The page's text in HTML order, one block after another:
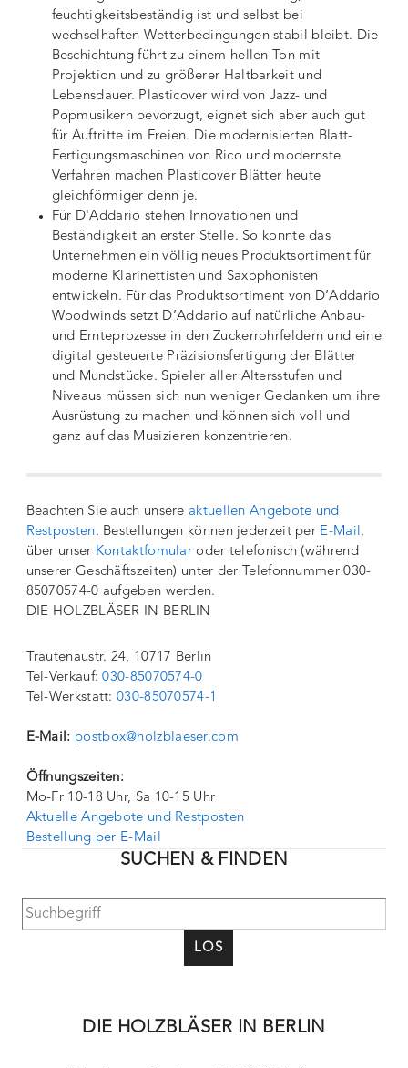
feuchtigkeitsbeständig ist und selbst bei
wechselhaften Wetterbedingungen stabil bleibt. Die
Beschichtung führt zu einem hellen Ton mit
Projektion und zu größerer Haltbarkeit und
Lebensdauer. Plasticover wird von Jazz- und
Popmusikern bevorzugt, eignet sich aber auch gut
für Auftritte im Freien. Die modernisierten Blatt-
Fertigungsmaschinen von Rico und modernste
Verfahren machen Plasticover Blätter heute
gleichförmiger denn je.
Für D'Addario stehen Innovationen und
Beständigkeit an erster Stelle. So konnte das
Unternehmen ein völlig neues Produktsortiment für
moderne Klarinettisten und Saxophonisten
entwickeln. Für das Produktsortiment von D’Addario
Woodwinds setzt D’Addario auf natürliche Anbau-
und Ernteprozesse in den Zuckerrohrfeldern und eine
digital gesteuerte Präzisionsfertigung der Blätter
und Mundstücke. Spieler aller Altersstufen und
Niveaus müssen sich nun weniger Gedanken um ihre
Ausrüstung zu machen und können sich voll und
ganz auf das Musizieren konzentrieren.
Beachten Sie auch unsere aktuellen Angebote und
Restposten. Bestellungen können jederzeit per E-Mail,
über unser Kontaktfomular oder telefonisch (während
unserer Geschäftszeiten) unter der Telefonnummer 030-
85070574-0 aufgeben werden.
DIE HOLZBLÄSER IN BERLIN
Trautenaustr. 24, 10717 Berlin
Tel-Verkauf:030-85070574-0
Tel-Werkstatt:030-85070574-1
E-Mail: postbox@holzblaeser.com
Öffnungszeiten:
Mo-Fr 10-18 Uhr, Sa 10-15 Uhr
Aktuelle Angebote und Restposten
Bestellung per E-Mail
SUCHEN & FINDEN
LOS
DIE HOLZBLÄSER IN BERLIN